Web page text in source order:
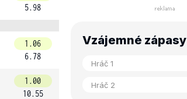
5.98
1.06
6.78
1.00
10.55
Vzájemné zápasy